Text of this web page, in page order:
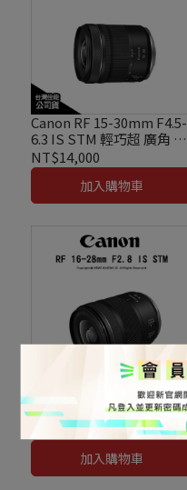
Canon RF 15-30mm F4.5-
6.3 IS STM 輕巧超 廣角 變
焦鏡頭 公司貨
NT$14,000
加入購物車
Canon RF 16-28mm F2.8
IS STM 大光圈 超廣角 變
焦鏡 公司貨
NT$31,000
加入購物車